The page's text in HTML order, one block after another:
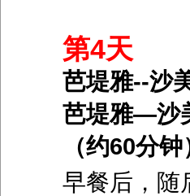
第4天
芭堤雅--沙
芭堤雅―沙
（约60分钟
早餐后，随